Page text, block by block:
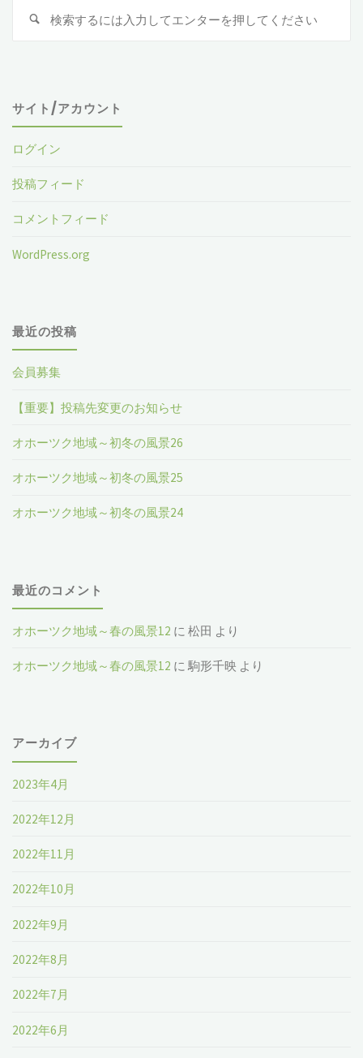
サイト/アカウント
ログイン
投稿フィード
コメントフィード
WordPress.org
最近の投稿
会員募集
【重要】投稿先変更のお知らせ
オホーツク地域～初冬の風景26
オホーツク地域～初冬の風景25
オホーツク地域～初冬の風景24
最近のコメント
オホーツク地域～春の風景12 に松田 より
オホーツク地域～春の風景12 に駒形千映 より
アーカイブ
2023年4月
2022年12月
2022年11月
2022年10月
2022年9月
2022年8月
2022年7月
2022年6月